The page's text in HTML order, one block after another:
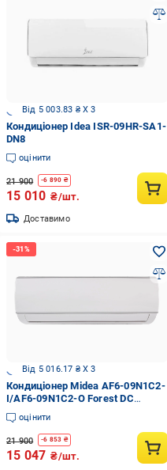
Від 5 003.83 ₴ X 3
Кондиціонер Idea ISR-09HR-SA1-
DN8
оцінити
21 900 -6 890 ₴
15 010 ₴/шт.
Доставимо
Від 5 016.17 ₴ X 3
Кондиціонер Midea AF6-09N1C2-
I/AF6-09N1C2-O Forest DC
Inverter (22904995)
оцінити
21 900 -6 853 ₴
15 047 ₴/шт.